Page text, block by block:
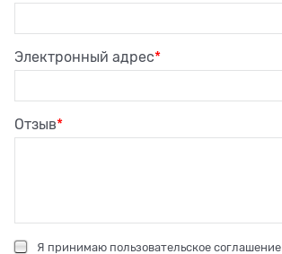
Электронный адрес
Отзыв
Я принимаю пользовательское соглашение